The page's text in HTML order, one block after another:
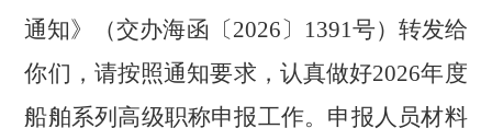
通知》
（交办海函〔2026〕 1 391号） 转发给
你们， 请按照通知要求 ， 认真做好2026年度
船舶系列高级职称申报工作。申报人员材料